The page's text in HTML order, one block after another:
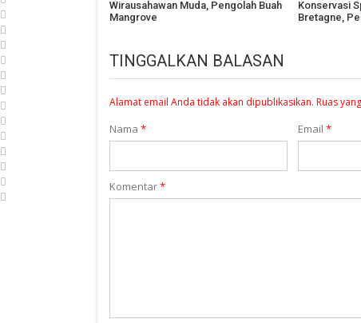
Wirausahawan Muda, Pengolah Buah
Mangrove
Konservasi
Bretagne,
TINGGALKAN BALASAN
Alamat email Anda tidak akan dipublikasikan. Ruas
Nama * Email *
Komentar*